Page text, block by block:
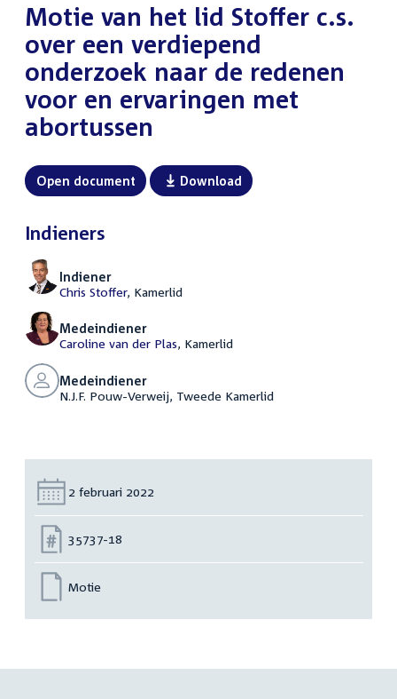
:Motie van het lid Stoffer c.s.
over een verdiepend
onderzoek naar de redenen
voor en ervaringen met
abortussen
Open document Download
Indieners
Indiener
Chris Stoffer, Kamerlid
Medeindiener
Caroline van der Plas, Kamerlid
Medeindiener
N.J.F. Pouw-Verweij, Tweede Kamerlid
Datum:
2 februari 2022
Nummer:
35737-18
Motie